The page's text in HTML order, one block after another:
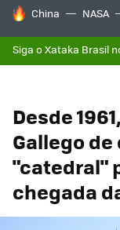
TENDÊNCIAS DO
China NASA
Siga o Xataka Brasil
Desde
Gallego
"catedral"
chegada